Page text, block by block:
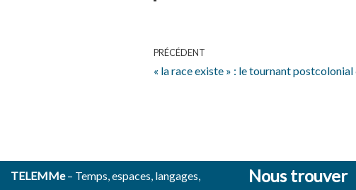
PRÉCÉDENT
« la race existe » : le tournant
TELEMMe– Temps, espaces, langages,
Nous trouver